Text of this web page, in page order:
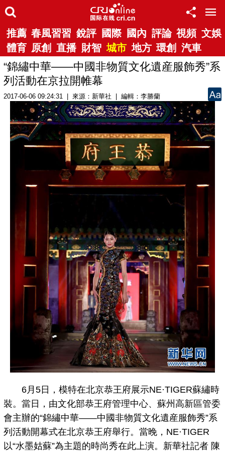
推薦 春風習習 銳評 國際 國內 評論 視頻 文娛
體育 原創 直播 財智 城市 地方 環創 汽車
“錦繡中華——中國非物質文化遺産服飾秀”系
列活動在京拉開帷幕
2017-06-06 09:24:31 | 來源：新華社 | 編輯：李勝蘭
6月5日，模特在北京恭王府展示NE·TIGER蘇繡時
裝。當日，由文化部恭王府管理中心、蘇州高新區管委
會主辦的“錦繡中華——中國非物質文化遺産服飾秀”系
列活動開幕式在北京恭王府舉行。當晚，NE·TIGER
以“水墨姑蘇”為主題的時尚秀在此上演。新華社記者 陳